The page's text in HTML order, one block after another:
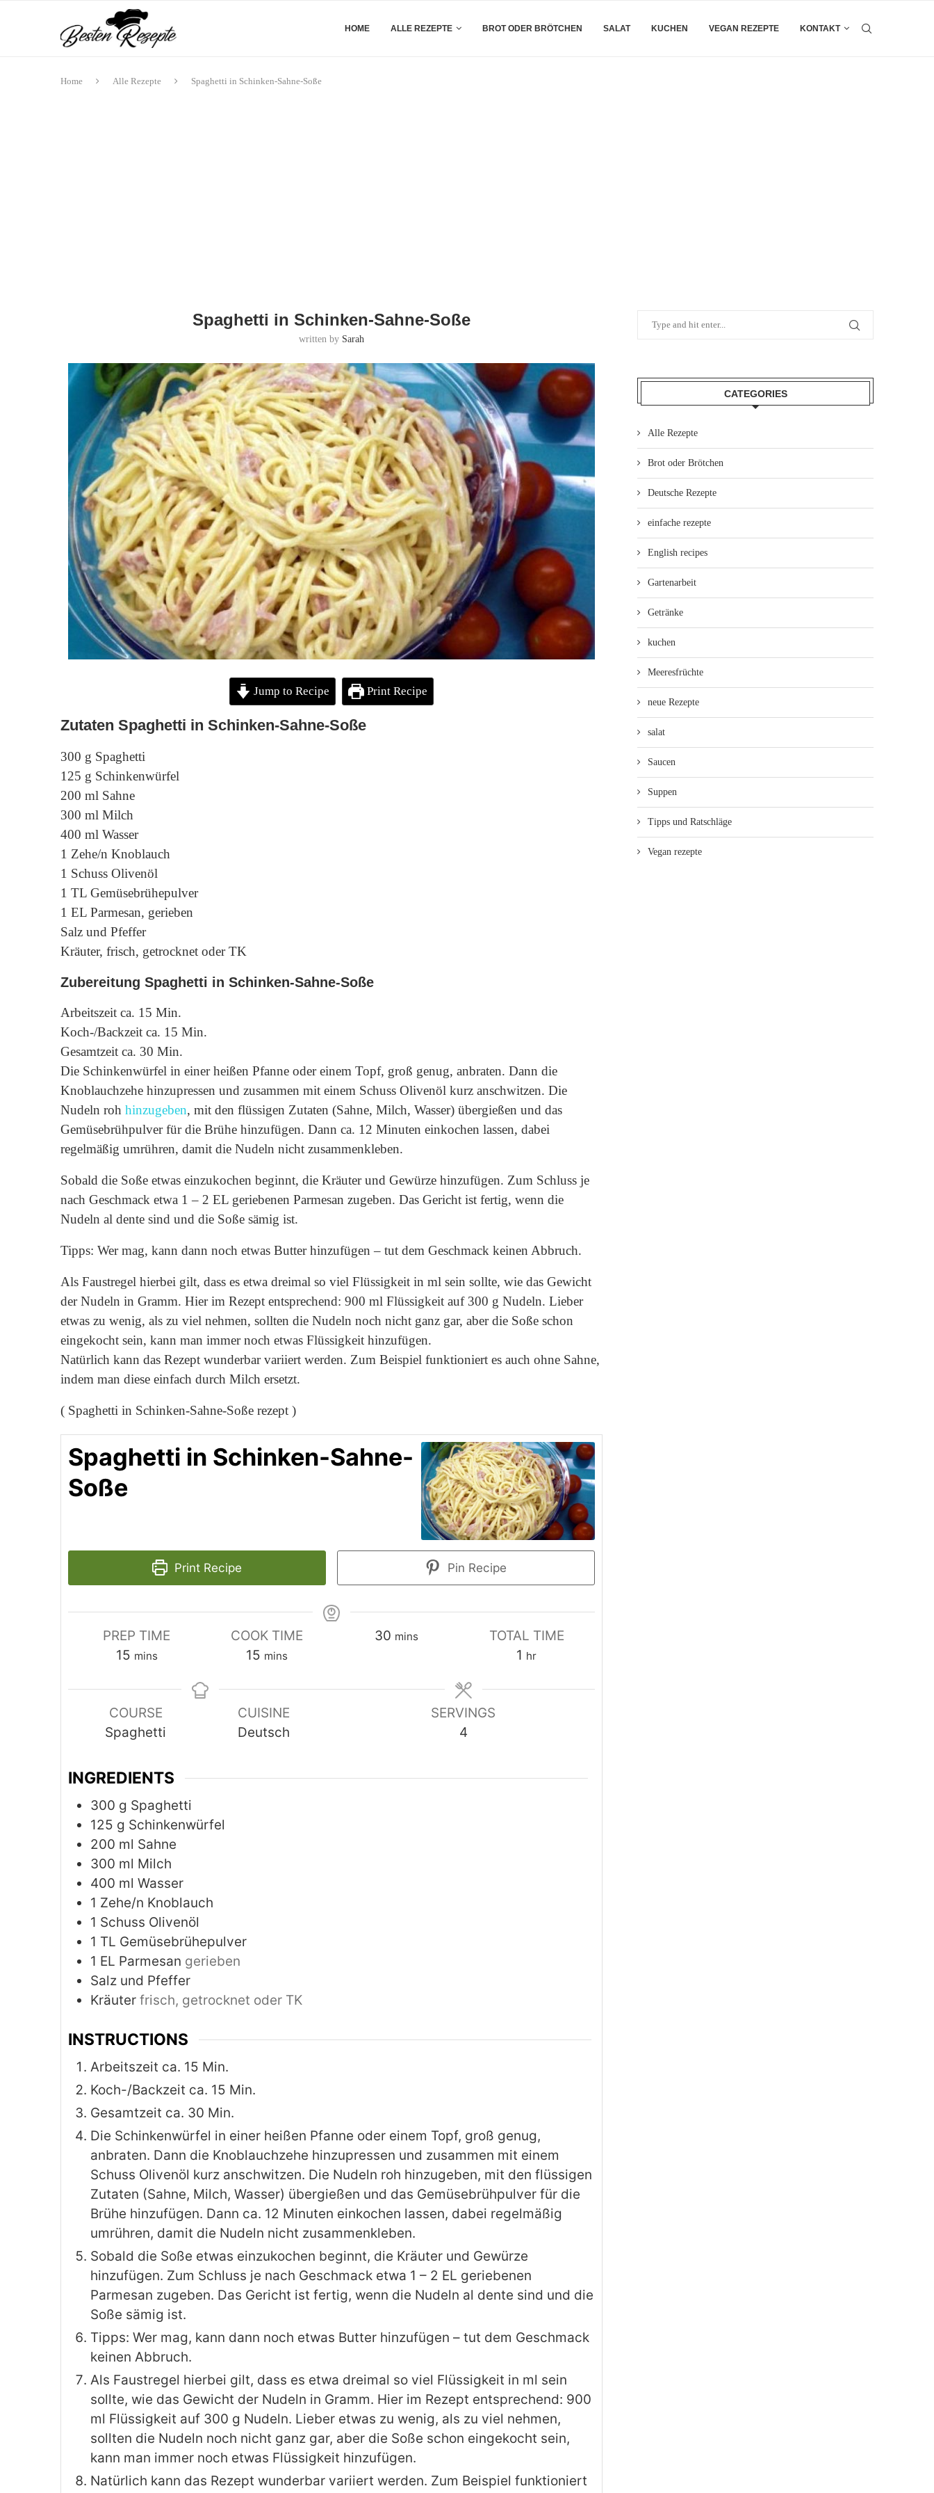
HOME ALLE REZEPTE BROT ODER BRÖTCHEN SALAT KUCHEN VEGAN REZEPTE KONTAKT
Home Alle Rezepte Spaghetti in Schinken-Sahne-Soße
Spaghetti in Schinken-Sahne-Soße
written by Sarah
Jump to Recipe Print Recipe
Zutaten Spaghetti in Schinken-Sahne-Soße
300 g Spaghetti
125 g Schinkenwürfel
200 ml Sahne
300 ml Milch
400 ml Wasser
1 Zehe/n Knoblauch
1 Schuss Olivenöl
1 TL Gemüsebrühepulver
1 EL Parmesan, gerieben
Salz und Pfeffer
Kräuter, frisch, getrocknet oder TK
Zubereitung Spaghetti in Schinken-Sahne-Soße
Arbeitszeit ca. 15 Min.
Koch-/Backzeit ca. 15 Min.
Gesamtzeit ca. 30 Min.
Die Schinkenwürfel in einer heißen Pfanne oder einem Topf, groß genug, anbraten. Dann die
Knoblauchzehe hinzupressen und zusammen mit einem Schuss Olivenöl kurz anschwitzen. Die
Nudeln roh hinzugeben, mit den flüssigen Zutaten (Sahne, Milch, Wasser) übergießen und das
Gemüsebrühpulver für die Brühe hinzufügen. Dann ca. 12 Minuten einkochen lassen, dabei
regelmäßig umrühren, damit die Nudeln nicht zusammenkleben.
Sobald die Soße etwas einzukochen beginnt, die Kräuter und Gewürze hinzufügen. Zum Schluss je
nach Geschmack etwa 1 – 2 EL geriebenen Parmesan zugeben. Das Gericht ist fertig, wenn die
Nudeln al dente sind und die Soße sämig ist.
Tipps: Wer mag, kann dann noch etwas Butter hinzufügen – tut dem Geschmack keinen Abbruch.
Als Faustregel hierbei gilt, dass es etwa dreimal so viel Flüssigkeit in ml sein sollte, wie das Gewicht
der Nudeln in Gramm. Hier im Rezept entsprechend: 900 ml Flüssigkeit auf 300 g Nudeln. Lieber
etwas zu wenig, als zu viel nehmen, sollten die Nudeln noch nicht ganz gar, aber die Soße schon
eingekocht sein, kann man immer noch etwas Flüssigkeit hinzufügen.
Natürlich kann das Rezept wunderbar variiert werden. Zum Beispiel funktioniert es auch ohne Sahne,
indem man diese einfach durch Milch ersetzt.
( Spaghetti in Schinken-Sahne-Soße rezept )
Spaghetti in Schinken-Sahne-
Soße
Print Recipe Pin Recipe
PREP TIME
15minutes
mins
COOK TIME
15minutes
mins
30 minutes
mins
TOTAL TIME
1 hour
hr
COURSE
Spaghetti
CUISINE
Deutsch
SERVINGS
4
INGREDIENTS
300 g Spaghetti
125 g Schinkenwürfel
200 ml Sahne
300 ml Milch
400 ml Wasser
1 Zehe/n Knoblauch
1 Schuss Olivenöl
1 TL Gemüsebrühepulver
1 EL Parmesan gerieben
Salz und Pfeffer
Kräuter frisch, getrocknet oder TK
INSTRUCTIONS
Arbeitszeit ca. 15 Min.
Koch-/Backzeit ca. 15 Min.
Gesamtzeit ca. 30 Min.
Die Schinkenwürfel in einer heißen Pfanne oder einem Topf, groß genug,
anbraten. Dann die Knoblauchzehe hinzupressen und zusammen mit einem
Schuss Olivenöl kurz anschwitzen. Die Nudeln roh hinzugeben, mit den flüssigen
Zutaten (Sahne, Milch, Wasser) übergießen und das Gemüsebrühpulver für die
Brühe hinzufügen. Dann ca. 12 Minuten einkochen lassen, dabei regelmäßig
umrühren, damit die Nudeln nicht zusammenkleben.
Sobald die Soße etwas einzukochen beginnt, die Kräuter und Gewürze
hinzufügen. Zum Schluss je nach Geschmack etwa 1 – 2 EL geriebenen
Parmesan zugeben. Das Gericht ist fertig, wenn die Nudeln al dente sind und die
Soße sämig ist.
Tipps: Wer mag, kann dann noch etwas Butter hinzufügen – tut dem Geschmack
keinen Abbruch.
Als Faustregel hierbei gilt, dass es etwa dreimal so viel Flüssigkeit in ml sein
sollte, wie das Gewicht der Nudeln in Gramm. Hier im Rezept entsprechend: 900
ml Flüssigkeit auf 300 g Nudeln. Lieber etwas zu wenig, als zu viel nehmen,
sollten die Nudeln noch nicht ganz gar, aber die Soße schon eingekocht sein,
kann man immer noch etwas Flüssigkeit hinzufügen.
Natürlich kann das Rezept wunderbar variiert werden. Zum Beispiel funktioniert
CATEGORIES
Alle Rezepte
Brot oder Brötchen
Deutsche Rezepte
einfache rezepte
English recipes
Gartenarbeit
Getränke
kuchen
Meeresfrüchte
neue Rezepte
salat
Saucen
Suppen
Tipps und Ratschläge
Vegan rezepte